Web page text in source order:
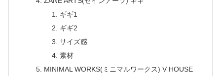
ギギ1
ギギ2
サイズ感
素材
MINIMAL WORKS(ミニマルワークス) V HOUSE